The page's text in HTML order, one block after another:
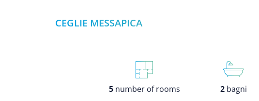
CEGLIE MESSAPICA
5number of rooms 2bagni